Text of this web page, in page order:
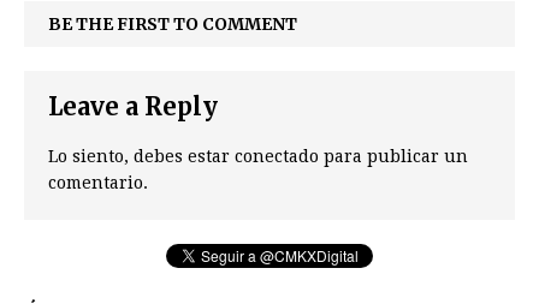
BE THE FIRST TO COMMENT
Leave a Reply
Lo siento, debes estar conectado para publicar un
comentario.